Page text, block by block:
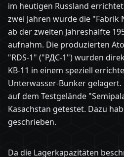
im heutigen Russland
zwei Jahren wurde die "Fabrik
ab der zweiten Jahreshälfte
aufnahm. Die produzierten
"RDS-1" ("РДС-1") wurden
KB-11 in einem speziell
Unterwasser-Bunker
auf dem Testgelände
Kasachstan getestet. Dazu
geschrieben.
Da die Lagerkapazitäten